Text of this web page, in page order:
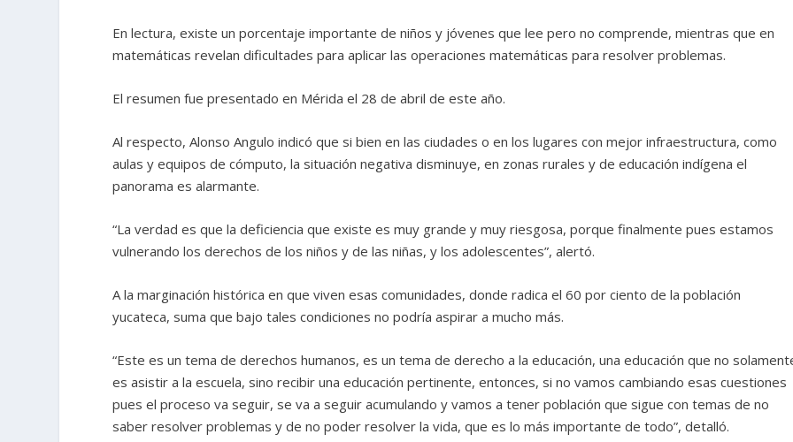
En lectura, existe un porcentaje importante de niños y jóvenes que lee pero no comprende, mientras que en
matemáticas revelan dificultades para aplicar las operaciones matemáticas para resolver problemas.
El resumen fue presentado en Mérida el 28 de abril de este año.
Al respecto, Alonso Angulo indicó que si bien en las ciudades o en los lugares con mejor infraestructura, como
aulas y equipos de cómputo, la situación negativa disminuye, en zonas rurales y de educación indígena el
panorama es alarmante.
“La verdad es que la deficiencia que existe es muy grande y muy riesgosa, porque finalmente pues estamos
vulnerando los derechos de los niños y de las niñas, y los adolescentes”, alertó.
A la marginación histórica en que viven esas comunidades, donde radica el 60 por ciento de la población
yucateca, suma que bajo tales condiciones no podría aspirar a mucho más.
“Este es un tema de derechos humanos, es un tema de derecho a la educación, una educación que no
es asistir a la escuela, sino recibir una educación pertinente, entonces, si no vamos cambiando esas cuestiones
pues el proceso va seguir, se va a seguir acumulando y vamos a tener población que sigue con temas de no
saber resolver problemas y de no poder resolver la vida, que es lo más importante de todo”, detalló.